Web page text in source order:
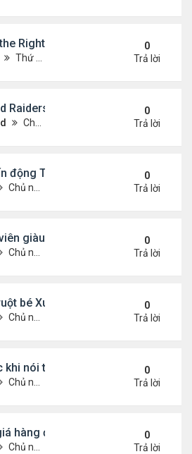
Right Retail POS Matter?
Thứ 2 Tháng 8 03, 2026 10:35 am
0
Trả lời
Raiders of Sophie Farming
Chủ nhật Tháng 8 02, 2026 11:33 pm
0
Trả lời
động Thái lan: hai chị em người
Chủ nhật Tháng 8 02, 2026 6:43 pm
0
Trả lời
giàu nhất Trung Quốc 2026
Chủ nhật Tháng 8 02, 2026 6:39 pm
0
Trả lời
bé Xuân Mai ở Mỹ
Chủ nhật Tháng 8 02, 2026 6:33 pm
0
Trả lời
nói thật về hôn nhân
Chủ nhật Tháng 8 02, 2026 6:28 pm
0
Trả lời
hàng đầu tg ở VN
Chủ nhật Tháng 8 02, 2026 6:20 pm
0
Trả lời